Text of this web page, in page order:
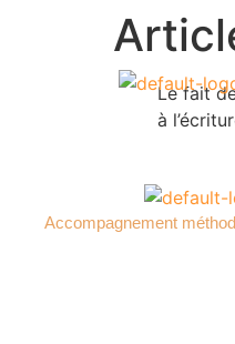
Le fait
à
Accompagnement